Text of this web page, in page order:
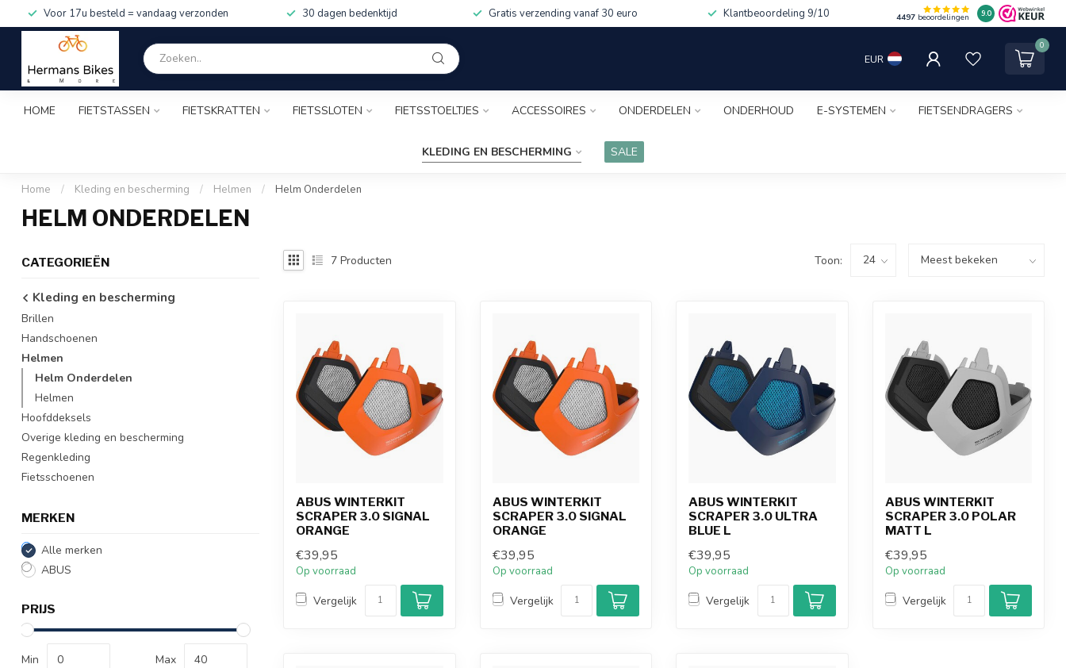
Voor 17u besteld = vandaag verzonden 30 dagen bedenktijd Gratis verzending vanaf 30 euro Klantbeoordeling 9/10 4497beoordelingen 9.0
EUR
0
HOME FIETSTASSEN FIETSKRATTEN FIETSSLOTEN FIETSSTOELTJES ACCESSOIRES ONDERDELEN ONDERHOUD E-SYSTEMEN FIETSENDRAGERS
KLEDING EN BESCHERMING SALE
Home / Kleding en bescherming / Helmen / Helm Onderdelen
HELM ONDERDELEN
CATEGORIEËN
Kleding en bescherming
Brillen
Handschoenen
Helmen
Helm Onderdelen
Helmen
Hoofddeksels
Overige kleding en bescherming
Regenkleding
Fietsschoenen
MERKEN
Alle merken
ABUS
PRIJS
Min Max
7 Producten Toon:
ABUS WINTERKIT
SCRAPER 3.0 SIGNAL
ORANGE
€39,95
Op voorraad
Vergelijk
ABUS WINTERKIT
SCRAPER 3.0 SIGNAL
ORANGE
€39,95
Op voorraad
Vergelijk
ABUS WINTERKIT
SCRAPER 3.0 ULTRA
BLUE L
€39,95
Op voorraad
Vergelijk
ABUS WINTERKIT
SCRAPER 3.0 POLAR
MATT L
€39,95
Op voorraad
Vergelijk